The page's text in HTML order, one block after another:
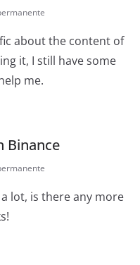
about the content of
it, I still have some
me.
Binance
lot, is there any more